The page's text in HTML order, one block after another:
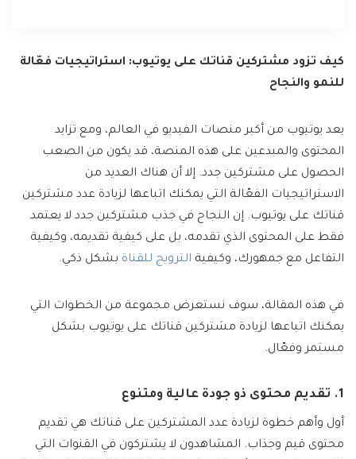
كيف تزود مشتركين قناتك على يوتيوب: استراتيجيات فعّالة
للنمو والنجاح
يعد يوتيوب من أكبر منصات الفيديو في العالم، ومع تزايد
المحتوى والمبدعين على هذه المنصة، قد يكون من الصعب
الحصول على مشتركين جدد. إلا أن هناك العديد من
الاستراتيجيات الفعّالة التي يمكنك اتباعها لزيادة عدد مشتركين
قناتك على يوتيوب. إن النجاح في جذب مشتركين جدد لا يعتمد
فقط على المحتوى الذي تقدمه، بل على كيفية تقديمه، وكيفية
التفاعل مع جمهورك، وكيفية الترويج للقناة بشكل ذكي.
في هذه المقالة، سوف نستعرض مجموعة من الخطوات التي
يمكنك اتباعها لزيادة مشتركين قناتك على يوتيوب بشكل
مستمر وفعّال.
1. تقديم محتوى ذو جودة عالية ومتنوع
أول وأهم خطوة لزيادة عدد المشتركين على قناتك هي تقديم
محتوى قيم وجذاب. المشاهدون لا يشتركون في القنوات التي